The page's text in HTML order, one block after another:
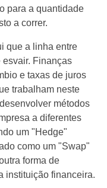
para a quantidade
a correr.
que a linha entre
esvair. Finanças
e taxas de juros
trabalham neste
métodos
a diferentes
um "Hedge"
como um "Swap"
forma de
instituição financeira.